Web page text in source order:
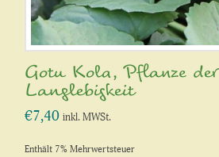
Gotu Kola, Pflanze der
Langlebigkeit
€7,40 inkl. MWSt.
Enthält 7% Mehrwertsteuer